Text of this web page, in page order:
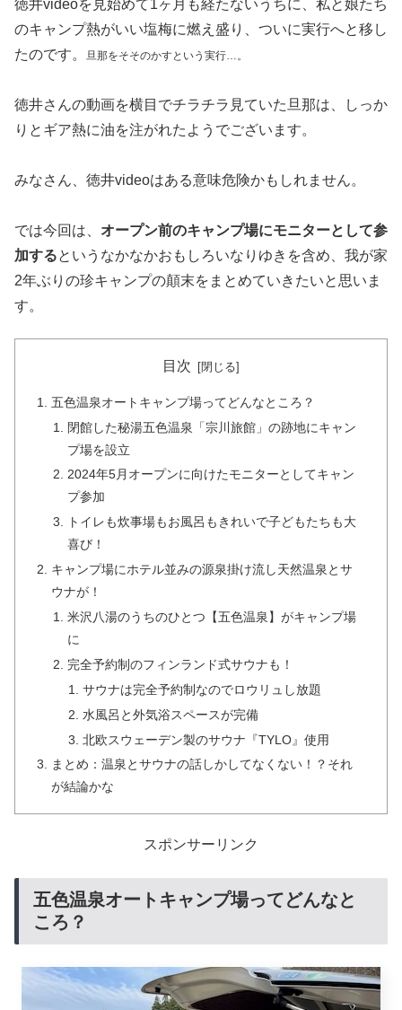
徳井videoを見始めて1ヶ月も経たないうちに、私と娘たち
のキャンプ熱がいい塩梅に燃え盛り、ついに実行へと移し
たのです。
旦那をそそのかすという実行…。
徳井さんの動画を横目でチラチラ見ていた旦那は、しっか
りとギア熱に油を注がれたようでございます。
みなさん、徳井videoはある意味危険かもしれません。
では今回は、 オープン前のキャンプ場にモニターとして参
加するというなかなかおもしろいなりゆきを含め、我が家
2年ぶりの珍キャンプの顛末をまとめていきたいと思いま
す。
目次
五色温泉オートキャンプ場ってどんなところ？
閉館した秘湯五色温泉「宗川旅館」の跡地にキャン
プ場を設立
2024年5月オープンに向けたモニターとしてキャン
プ参加
トイレも炊事場もお風呂もきれいで子どもたちも大
喜び！
キャンプ場にホテル並みの源泉掛け流し天然温泉とサ
ウナが！
米沢八湯のうちのひとつ【五色温泉】がキャンプ場
に
完全予約制のフィンランド式サウナも！
サウナは完全予約制なのでロウリュし放題
水風呂と外気浴スペースが完備
北欧スウェーデン製のサウナ『TYLO』使用
まとめ：温泉とサウナの話しかしてなくない！？それ
が結論かな
スポンサーリンク